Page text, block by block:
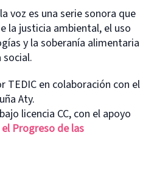
voz es una serie sonora que
la justicia ambiental, el uso
y la soberanía alimentaria
social.
TEDIC en colaboración con el
Aty.
licencia CC, con el apoyo
Progreso de las